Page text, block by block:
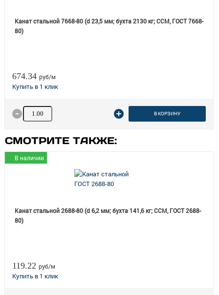
Канат стальной 7668-80 (d 23,5 мм; бухта 2130 кг; ССМ, ГОСТ 7668-
80)
674.34 руб/м
Количество товара В КОРЗИНУ
СМОТРИТЕ ТАКЖЕ:
В наличии
Канат стальной 2688-80 (d 6,2 мм; бухта 141,6 кг; ССМ, ГОСТ 2688-
80)
119.22 руб/м